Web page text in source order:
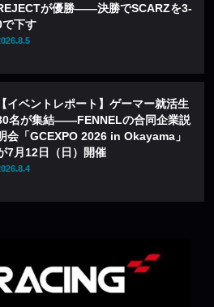
が優勝——決勝でSCARZを3-
で下す
【イベントレポート】ゲーマー就活生
名が集結——FENNELの合同企業説
会「GCEXPO 2026 in Okayama」
7月12日（日）開催